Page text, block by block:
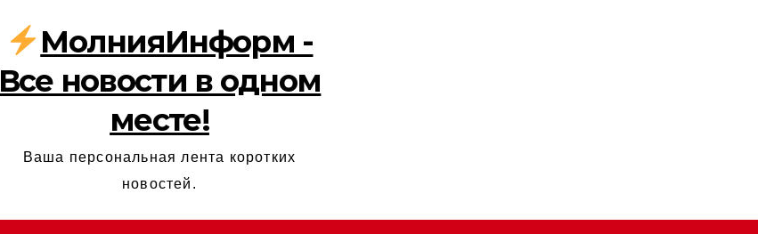
МолнияИнформ -
Все новости в одном
месте!
Ваша персональная лента коротких
новостей.